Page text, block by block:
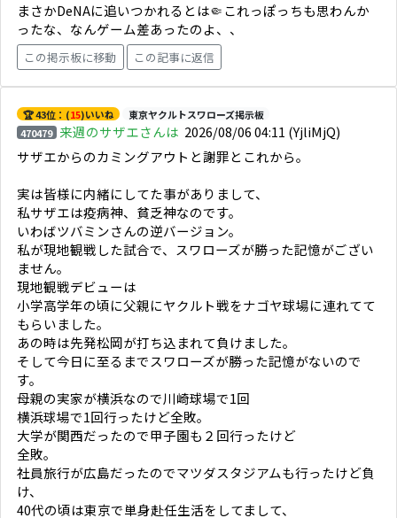
まさかDeNAに追いつかれるとは🤏これっぽっちも思わんか
ったな、なんゲーム差あったのよ、、
この掲示板に移動 この記事に返信
🏆 43位：(15)いいね
東京ヤクルトスワローズ掲示板
470479 来週のサザエさんは 2026/08/06 04:11 (YjliMjQ)
サザエからのカミングアウトと謝罪とこれから。
実は皆様に内緒にしてた事がありまして、
私サザエは疫病神、貧乏神なのです。
いわばツバミンさんの逆バージョン。
私が現地観戦した試合で、スワローズが勝った記憶がござい
ません。
現地観戦デビューは
小学高学年の頃に父親にヤクルト戦をナゴヤ球場に連れてて
もらいました。
あの時は先発松岡が打ち込まれて負けました。
そして今日に至るまでスワローズが勝った記憶がないので
す。
母親の実家が横浜なので川崎球場で1回
横浜球場で1回行ったけど全敗。
大学が関西だったので甲子園も２回行ったけど
全敗。
社員旅行が広島だったのでマツダスタジアムも行ったけど負
け、
40代の頃は東京で単身赴任生活をしてまして、